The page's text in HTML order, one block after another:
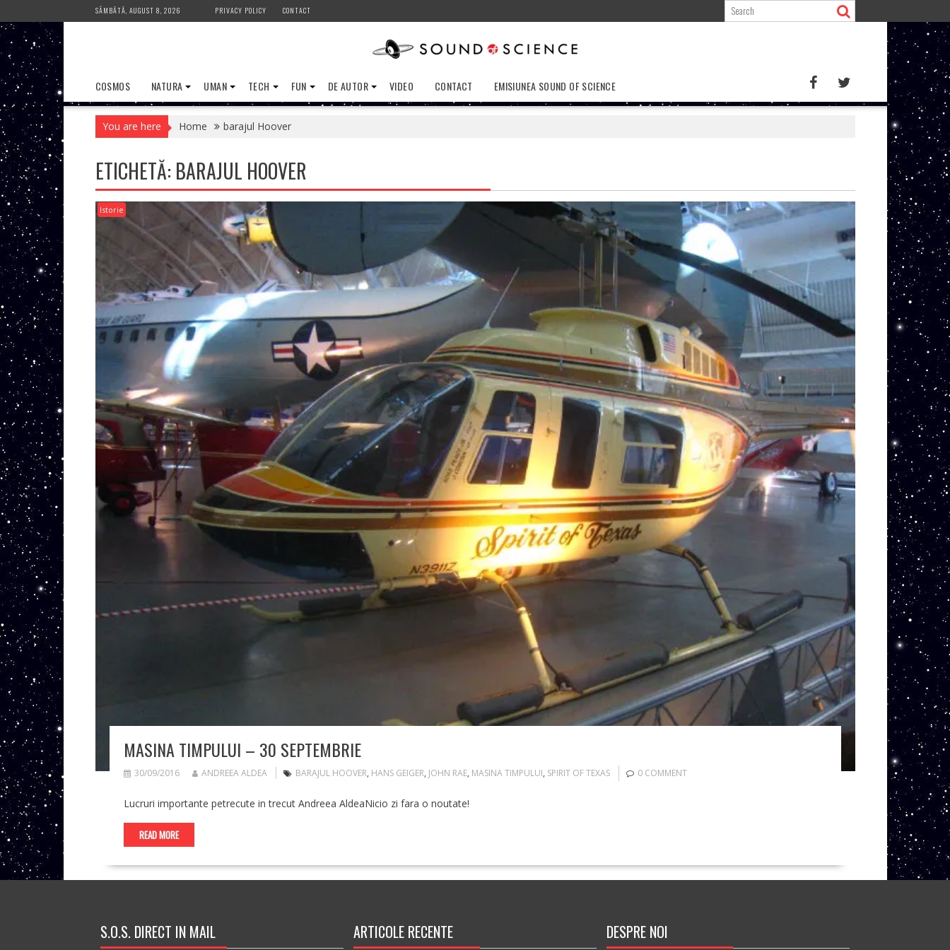
to
content
SÂMBĂTĂ, AUGUST 8, 2026 PRIVACY POLICY CONTACT
COSMOS NATURA UMAN TECH FUN DE AUTOR VIDEO CONTACT EMISIUNEA SOUND OF SCIENCE
You are here Home barajul Hoover
ETICHETĂ: BARAJUL HOOVER
Istorie
MASINA TIMPULUI – 30 SEPTEMBRIE
30/09/2016 ANDREEA ALDEA BARAJUL HOOVER, HANS GEIGER, JOHN RAE, MASINA TIMPULUI, SPIRIT OF TEXAS 0 COMMENT
Lucruri importante petrecute in trecut Andreea AldeaNicio zi fara o noutate!
READ MORE
S.O.S. DIRECT IN MAIL ARTICOLE RECENTE DESPRE NOI